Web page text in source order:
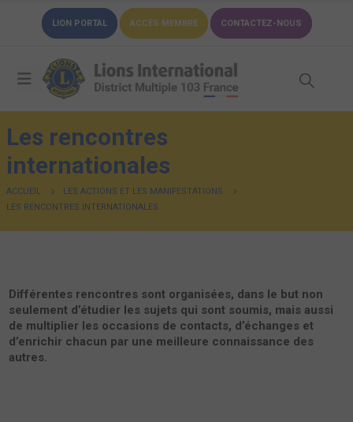
LION PORTAL ACCÈS MEMBRE CONTACTEZ-NOUS
Les rencontres
internationales
ACCUEIL
LES ACTIONS ET LES MANIFESTATIONS
LES RENCONTRES INTERNATIONALES
Différentes rencontres sont organisées, dans le but non
seulement d’étudier les sujets qui sont soumis, mais aussi
de multiplier les occasions de contacts, d’échanges et
d’enrichir chacun par une meilleure connaissance des
autres.